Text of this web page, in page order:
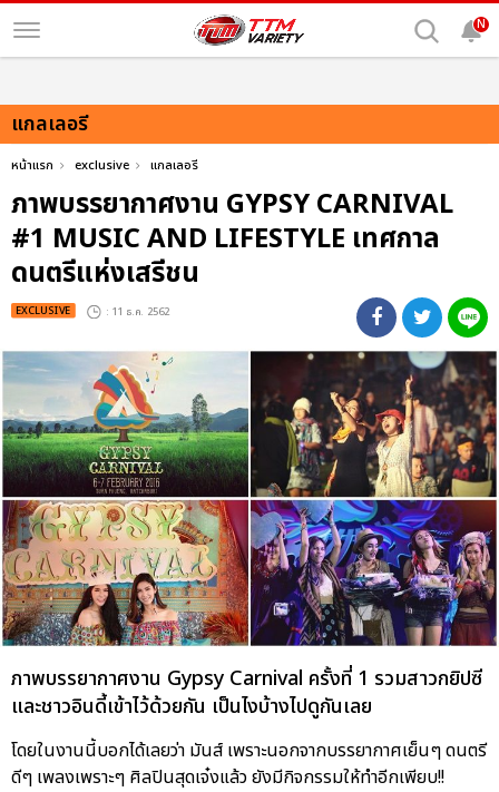
N
แกลเลอรี
หน้าแรก exclusive แกลเลอรี
ภาพบรรยากาศงาน GYPSY CARNIVAL
#1 MUSIC AND LIFESTYLE เทศกาล
ดนตรีแห่งเสรีชน
EXCLUSIVE : 11 ธ.ค. 2562
ภาพบรรยากาศงาน Gypsy Carnival ครั้งที่ 1 รวมสาวกยิปซี
และชาวอินดี้เข้าไว้ด้วยกัน เป็นไงบ้างไปดูกันเลย
โดยในงานนี้บอกได้เลยว่า มันส์ เพราะนอกจากบรรยากาศเย็นๆ ดนตรี
ดีๆ เพลงเพราะๆ ศิลปินสุดเจ๋งแล้ว ยังมีกิจกรรมให้ทำอีกเพียบ!!